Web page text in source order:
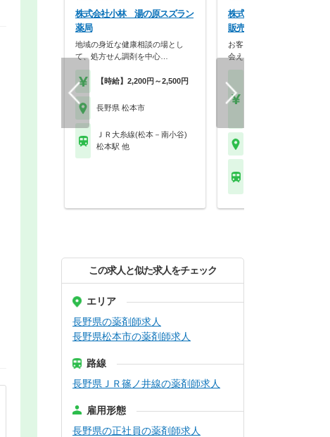
株式会社小林 湯の原スズラン
薬局
地域の身近な健康相談の場とし
て、処方せん調剤を中心…
【時給】2,200円～2,500円
長野県 松本市
ＪＲ大糸線(松本－南小谷)
松本駅 他
株式会社マツモトキヨシ
販売 そうざ店
お客さまと社員の笑顔と笑
会える企業を目指して…
この求人と似た求人をチェック
エリア
長野県の薬剤師求人
長野県松本市の薬剤師求人
路線
長野県ＪＲ篠ノ井線の薬剤師求人
雇用形態
長野県の正社員の薬剤師求人